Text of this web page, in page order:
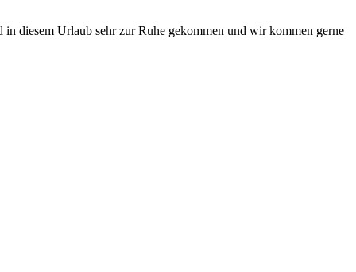
in diesem Urlaub sehr zur Ruhe gekommen und wir kommen gerne